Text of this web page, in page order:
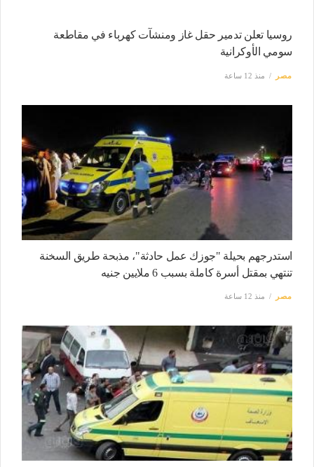
روسيا تعلن تدمير حقل غاز ومنشآت كهرباء في مقاطعة
سومي الأوكرانية
مصر منذ 12 ساعة
استدرجهم بحيلة "جوزك عمل حادثة"، مذبحة طريق السخنة
تنتهي بمقتل أسرة كاملة بسبب 6 ملايين جنيه
مصر منذ 12 ساعة